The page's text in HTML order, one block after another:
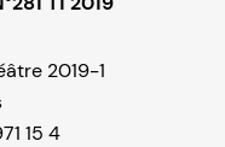
2019-1
15 4